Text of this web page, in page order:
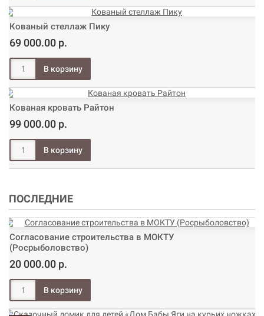
Кованый стеллаж Пику
69 000.00 р.
Кованая кровать Райтон
99 000.00 р.
ПОСЛЕДНИЕ
Согласование строительства в МОКТУ
(Росрыболовство)
20 000.00 р.